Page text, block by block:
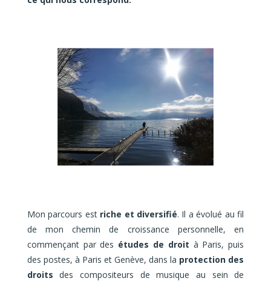
Mon parcours est riche et diversifié. Il a évolué au fil
de mon chemin de croissance personnelle, en
commençant par des études de droit à Paris, puis
des postes, à Paris et Genève, dans la protection des
droits des compositeurs de musique au sein de